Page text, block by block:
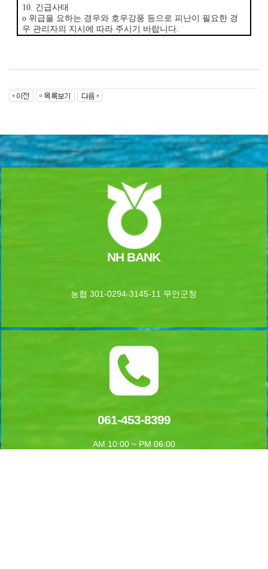
10. 긴급사태
ο 위급을 요하는 경우와 호우강풍 등으로 피난이 필요한 경
우 관리자의 지시에 따라 주시기 바랍니다.
NH BANK
농협 301-0294-3145-11 무안군청
061-453-8399
AM 10:00 ~ PM 06:00